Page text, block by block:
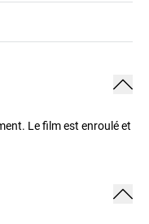
Le film est enroulé et